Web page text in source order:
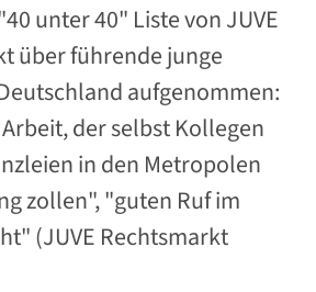
unter 40" Liste von JUVE
über führende junge
aufgenommen:
der selbst Kollegen
in den Metropolen
zollen", "guten Ruf im
(JUVE Rechtsmarkt